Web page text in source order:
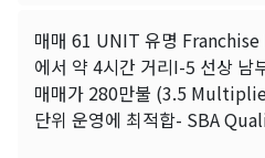
매매 61 UNIT 유명
에서 약 4시간 거리I-5 선상 남
매매가 280만불 (3.5
단위 운영에 최적합- SBA